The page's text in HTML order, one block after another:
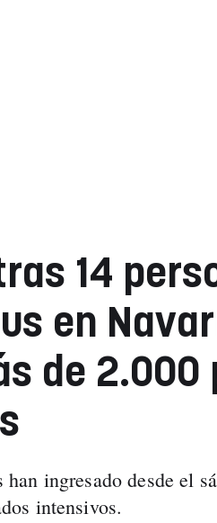
14
en
de 2.000
han ingresado desde el
intensivos.